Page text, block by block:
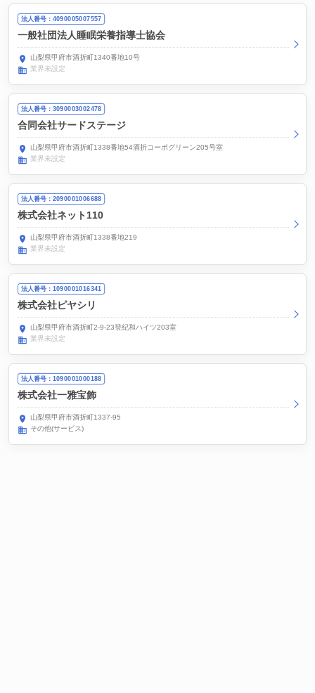
法人番号：4090005007557
一般社団法人睡眠栄養指導士協会
山梨県甲府市酒折町1340番地10号
業界未設定
法人番号：3090003002478
合同会社サードステージ
山梨県甲府市酒折町1338番地54酒折コーポグリーン205号室
業界未設定
法人番号：2090001006688
株式会社ネット110
山梨県甲府市酒折町1338番地219
業界未設定
法人番号：1090001016341
株式会社ピヤシリ
山梨県甲府市酒折町2-9-23登紀和ハイツ203室
業界未設定
法人番号：1090001000188
株式会社一雅宝飾
山梨県甲府市酒折町1337-95
その他(サービス)